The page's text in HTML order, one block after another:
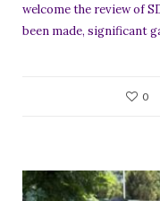
welcome the review of
been made, significant
0